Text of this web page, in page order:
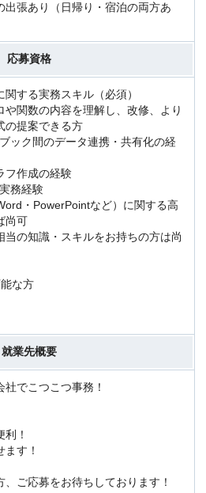
張あり（日帰り・宿泊の両方あ
応募資格
する実務スキル（必須）
関数の内容を理解し、改修、より
の提案できる方
ック間のデータ連携・共有化の経
フ作成の経験
務経験
・PowerPointなど）に関する高
尚可
の知識・スキルをお持ちの方は尚
な方
就業先概要
でこつこつ事務！
！
す！
ご応募をお待ちしております！